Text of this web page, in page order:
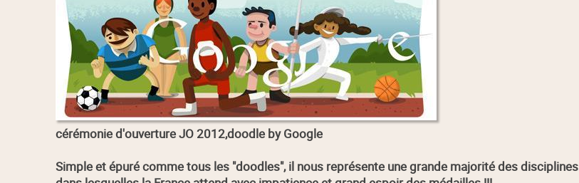
cérémonie d'ouverture JO 2012,doodle by Google
Simple et épuré comme tous les "doodles", il nous représente une grande majorité des disciplines